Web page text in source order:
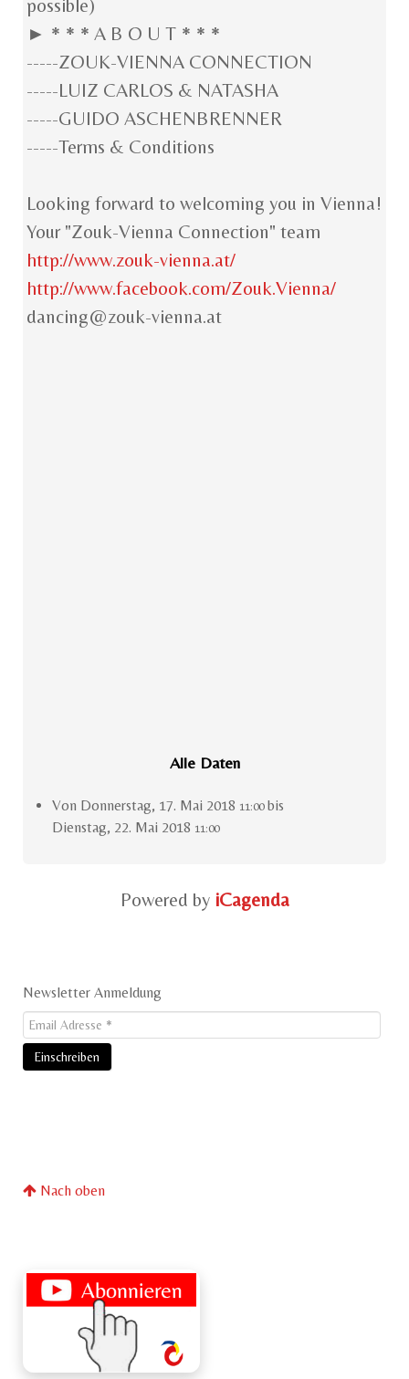
possible)
► * * * A B O U T * * *
-----ZOUK-VIENNA CONNECTION
-----LUIZ CARLOS & NATASHA
-----GUIDO ASCHENBRENNER
-----Terms & Conditions
Looking forward to welcoming you in Vienna!
Your "Zouk-Vienna Connection" team
http://www.zouk-vienna.at/
http://www.facebook.com/Zouk.Vienna/
dancing@zouk-vienna.at
Alle Daten
Von Donnerstag, 17. Mai 2018 11:00 bis
Dienstag, 22. Mai 2018 11:00
Powered by iCagenda
Newsletter Anmeldung
Nach oben